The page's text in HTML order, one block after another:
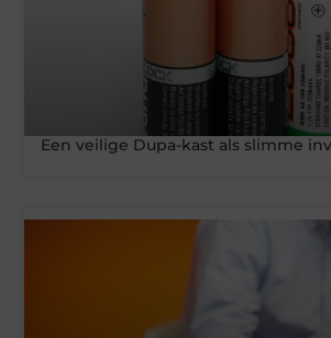
Een veilige Dupa-kast als slimme